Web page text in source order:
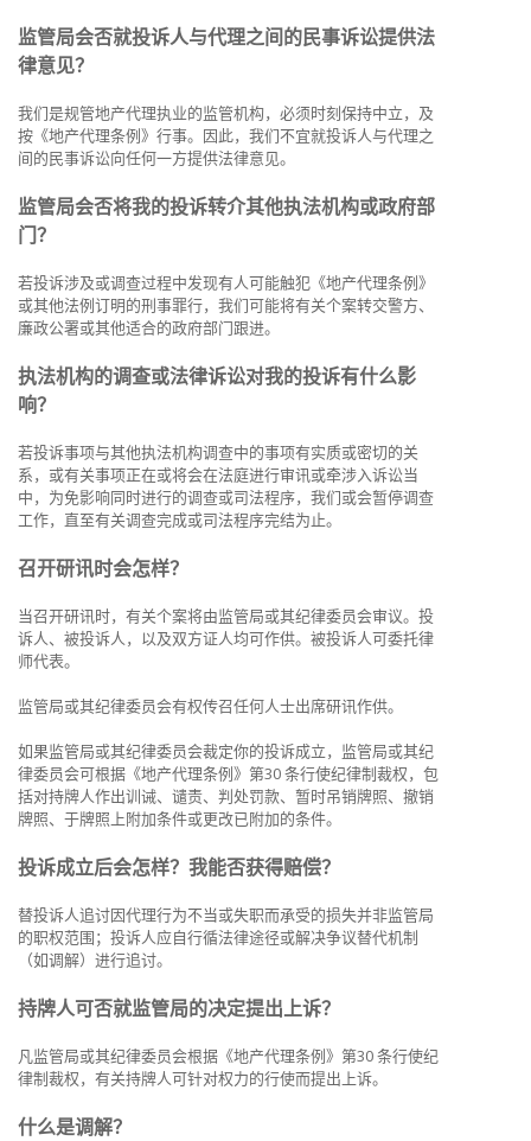
监管局会否就投诉人与代理之间的民事诉讼提供法
律意见？
我们是规管地产代理执业的监管机构，必须时刻保持中立，及
按《地产代理条例》行事。因此，我们不宜就投诉人与代理之
间的民事诉讼向任何一方提供法律意见。
监管局会否将我的投诉转介其他执法机构或政府部
门？
若投诉涉及或调查过程中发现有人可能触犯《地产代理条例》
或其他法例订明的刑事罪行，我们可能将有关个案转交警方、
廉政公署或其他适合的政府部门跟进。
执法机构的调查或法律诉讼对我的投诉有什么影
响？
若投诉事项与其他执法机构调查中的事项有实质或密切的关
系，或有关事项正在或将会在法庭进行审讯或牵涉入诉讼当
中，为免影响同时进行的调查或司法程序，我们或会暂停调查
工作，直至有关调查完成或司法程序完结为止。
召开研讯时会怎样？
当召开研讯时，有关个案将由监管局或其纪律委员会审议。投
诉人、被投诉人，以及双方证人均可作供。被投诉人可委托律
师代表。
监管局或其纪律委员会有权传召任何人士出席研讯作供。
如果监管局或其纪律委员会裁定你的投诉成立，监管局或其纪
律委员会可根据《地产代理条例》第30 条行使纪律制裁权，包
括对持牌人作出训诫、谴责、判处罚款、暂时吊销牌照、撤销
牌照、于牌照上附加条件或更改已附加的条件。
投诉成立后会怎样？我能否获得赔偿？
替投诉人追讨因代理行为不当或失职而承受的损失并非监管局
的职权范围；投诉人应自行循法律途径或解决争议替代机制
（如调解）进行追讨。
持牌人可否就监管局的决定提出上诉？
凡监管局或其纪律委员会根据《地产代理条例》第30 条行使纪
律制裁权，有关持牌人可针对权力的行使而提出上诉。
什么是调解？